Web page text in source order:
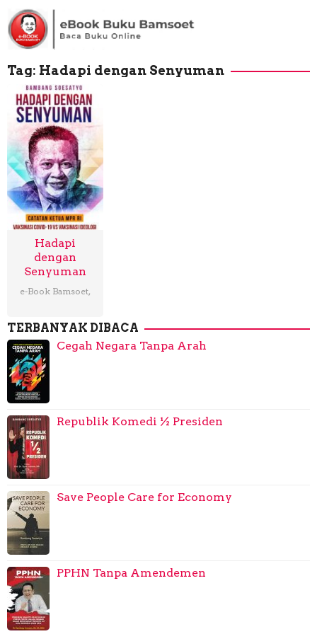
Loncat
ke
konten
Tag: Hadapi dengan Senyuman
Hadapi
dengan
Senyuman
e-Book Bamsoet,
TERBANYAK DIBACA
Cegah Negara Tanpa Arah
Republik Komedi ½ Presiden
Save People Care for Economy
PPHN Tanpa Amendemen